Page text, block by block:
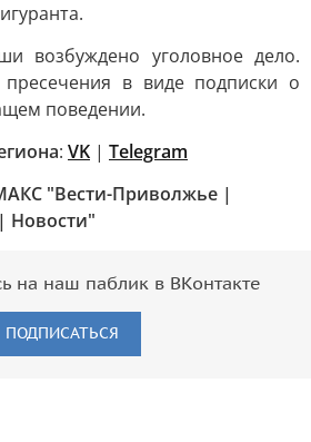
возбуждено уголовное дело.
в виде подписки о
поведении.
: VK | Telegram
"Вести-Приволжье |
Новости"
на наш паблик в ВКонтакте
ПОДПИСАТЬСЯ